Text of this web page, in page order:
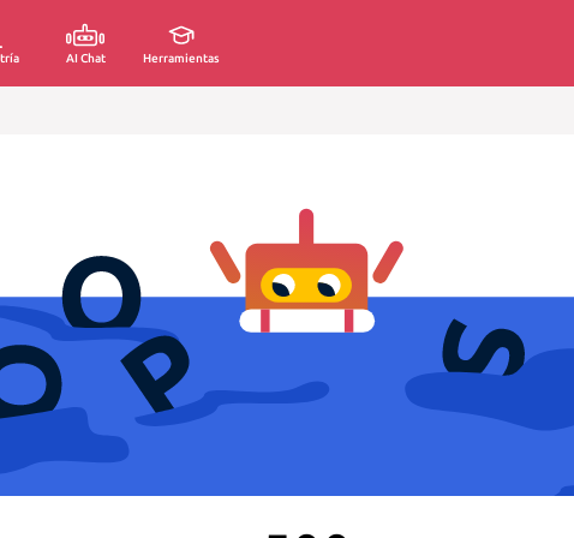
AI Chat Herramientas